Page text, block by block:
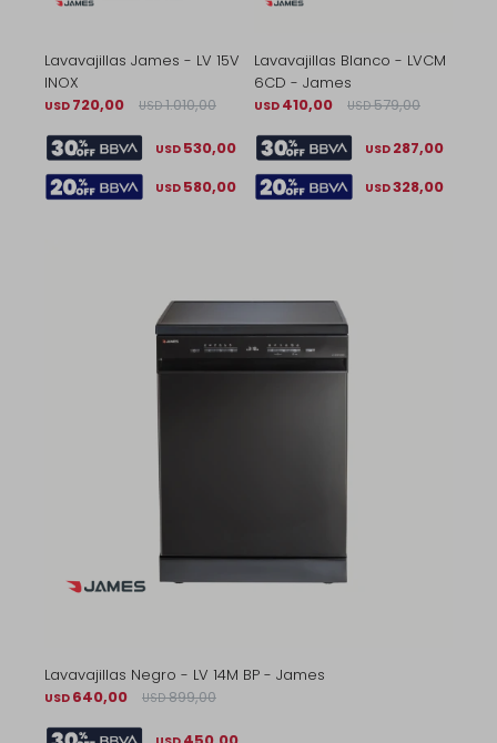
Lavavajillas James - LV 15V
INOX
USD 720,00 USD 1.010,00
USD 530,00
USD 580,00
Lavavajillas Blanco - LVCM
6CD - James
USD 410,00 USD 579,00
USD 287,00
USD328,00
Lavavajillas Negro - LV 14M BP - James
USD 640,00 USD 899,00